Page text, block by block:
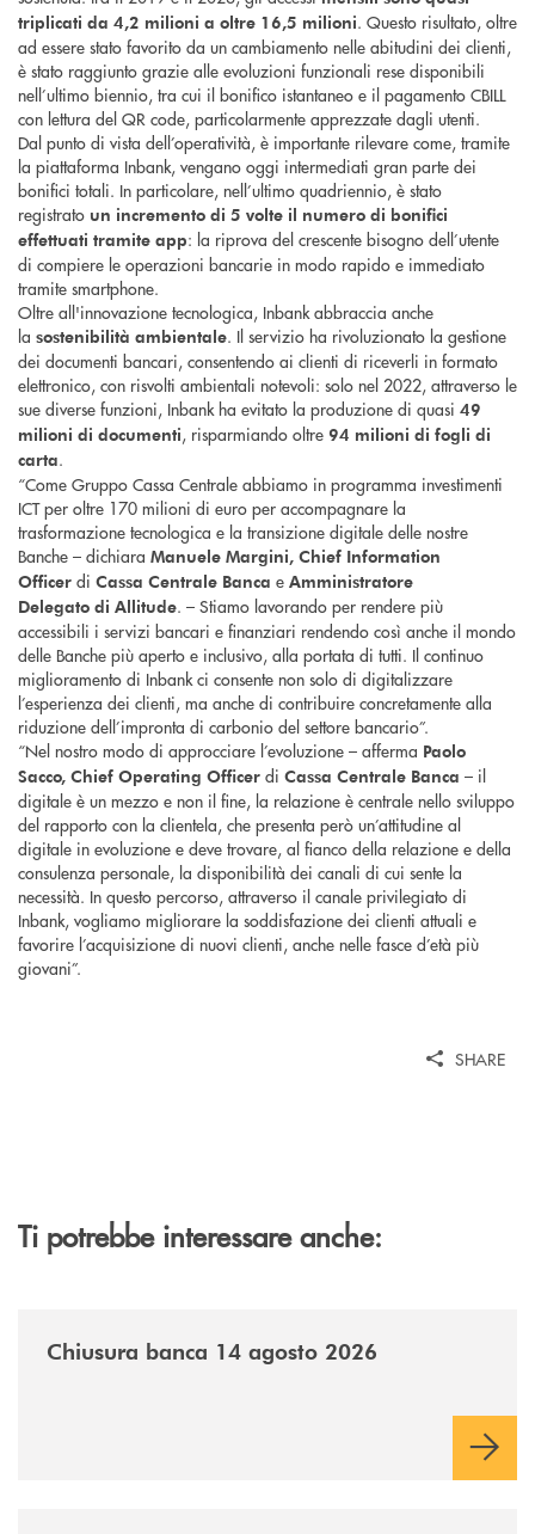
triplicati da 4,2 milioni a oltre 16,5 milioni. Questo risultato, oltre
ad essere stato favorito da un cambiamento nelle abitudini dei clienti,
è stato raggiunto grazie alle evoluzioni funzionali rese disponibili
nell’ultimo biennio, tra cui il bonifico istantaneo e il pagamento CBILL
con lettura del QR code, particolarmente apprezzate dagli utenti.
Dal punto di vista dell’operatività, è importante rilevare come, tramite
la piattaforma Inbank, vengano oggi intermediati gran parte dei
bonifici totali. In particolare, nell’ultimo quadriennio, è stato
registrato un incremento di 5 volte il numero di bonifici
effettuati tramite app: la riprova del crescente bisogno dell’utente
di compiere le operazioni bancarie in modo rapido e immediato
tramite smartphone.
Oltre all'innovazione tecnologica, Inbank abbraccia anche
la sostenibilità ambientale. Il servizio ha rivoluzionato la gestione
dei documenti bancari, consentendo ai clienti di riceverli in formato
elettronico, con risvolti ambientali notevoli: solo nel 2022, attraverso le
sue diverse funzioni, Inbank ha evitato la produzione di quasi 49
milioni di documenti, risparmiando oltre 94 milioni di fogli di
carta.
“Come Gruppo Cassa Centrale abbiamo in programma investimenti
ICT per oltre 170 milioni di euro per accompagnare la
trasformazione tecnologica e la transizione digitale delle nostre
Banche – dichiara Manuele Margini, Chief Information
Officer di Cassa Centrale Banca e Amministratore
Delegato di Allitude. – Stiamo lavorando per rendere più
accessibili i servizi bancari e finanziari rendendo così anche il mondo
delle Banche più aperto e inclusivo, alla portata di tutti. Il continuo
miglioramento di Inbank ci consente non solo di digitalizzare
l’esperienza dei clienti, ma anche di contribuire concretamente alla
riduzione dell’impronta di carbonio del settore bancario”.
“Nel nostro modo di approcciare l’evoluzione – afferma Paolo
Sacco, Chief Operating Officer di Cassa Centrale Banca – il
digitale è un mezzo e non il fine, la relazione è centrale nello sviluppo
del rapporto con la clientela, che presenta però un’attitudine al
digitale in evoluzione e deve trovare, al fianco della relazione e della
consulenza personale, la disponibilità dei canali di cui sente la
necessità. In questo percorso, attraverso il canale privilegiato di
Inbank, vogliamo migliorare la soddisfazione dei clienti attuali e
favorire l’acquisizione di nuovi clienti, anche nelle fasce d’età più
giovani”.
SHARE
Ti potrebbe interessare anche:
Chiusura banca 14 agosto 2026